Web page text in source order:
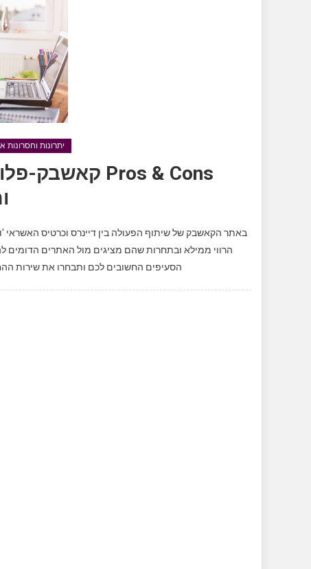
יתרונות
באתר הקאשבק של שיתוף הפעולה בין דיינרס וכרטיס האשראי
הרווי ממילא ובתחרות שהם מציגים מול האתרים הדומים
הסעיפים החשובים לכם ותבחרו את שירות